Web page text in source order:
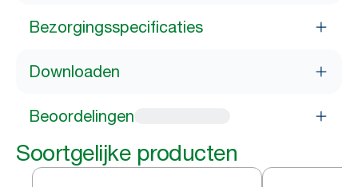
Bezorgingsspecificaties
Downloaden
Beoordelingen
Soortgelijke producten